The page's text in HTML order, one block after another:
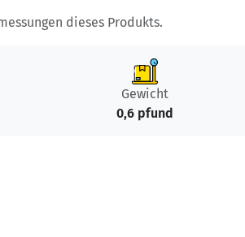
dieses Produkts.
Gewicht
0,6 pfund